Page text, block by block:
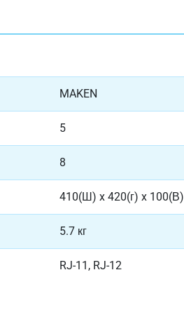
MAKEN
5
8
410(Ш) x 420(г) x 100(В)
5.7 кг
RJ-11, RJ-12